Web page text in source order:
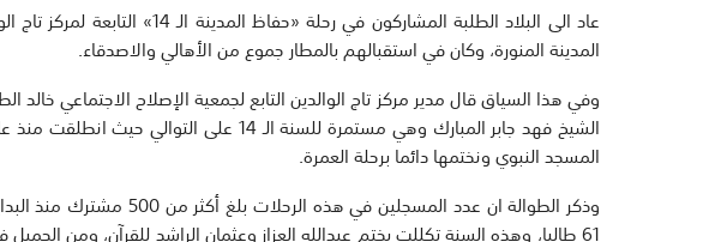
المدينة المنورة، وكان في استقبالهم بالمطار جموع من الأهالي والاصدقاء.
وفي هذا السياق قال مدير مركز تاج الوالدين التابع لجمعية الإصلاح الاجتماعي خالد
المسجد النبوي ونختمها دائما برحلة العمرة.
وذكر الطوالة ان عدد المسجلين